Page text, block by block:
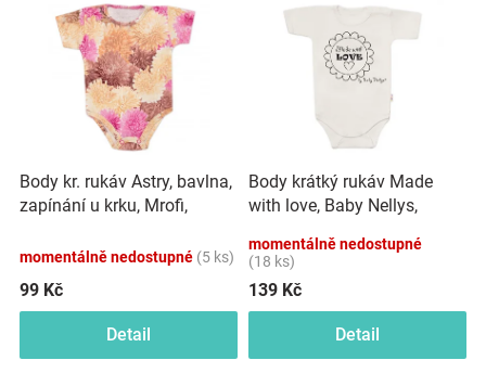
zábava
oblečení
ůo
d
u
t
ů
Body kr. rukáv Astry, bavlna,
zapínání u krku, Mrofi,
momentálně nedostupné (5 ks)
99 Kč
Detail
Body krátký rukáv Made
with love, Baby Nellys,
momentálně nedostupné
(18 ks)
139 Kč
Detail